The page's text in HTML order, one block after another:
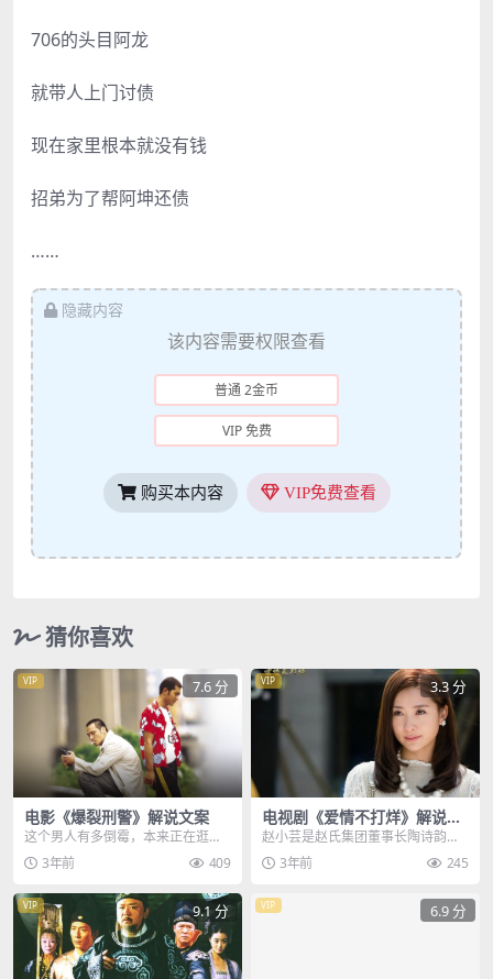
706的头目阿龙
就带人上门讨债
现在家里根本就没有钱
招弟为了帮阿坤还债
……
隐藏内容
该内容需要权限查看
普通 2金币
VIP 免费
购买本内容 VIP免费查看
猜你喜欢
VIP 7.6 分
电影《爆裂刑警》解说文案
这个男人有多倒霉，本来正在逛超
市，却撞见有人抢劫，他强装淡定
随手拆开一包薯片，把...
3年前 409
VIP 3.3 分
电视剧《爱情不打烊》解说文
案
赵小芸是赵氏集团董事长陶诗韵的
女儿，她与恒源集团董事长孙伟涛
的儿子孙靖晨恋爱七年...
3年前 245
VIP 9.1 分 VIP 6.9 分